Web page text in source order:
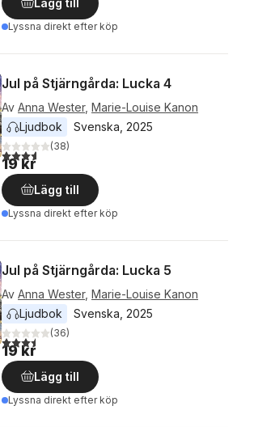
Lägg till
Lyssna direkt efter köp
Jul på Stjärngårda: Lucka 4
Av Anna Wester, Marie-Louise Kanon
Ljudbok
Svenska 2025
3,6utav 5 stjärnor. Totalt antal röster:
(38)
19 kr
Lägg till
Lyssna direkt efter köp
Jul på Stjärngårda: Lucka 5
Av Anna Wester, Marie-Louise Kanon
Ljudbok
Svenska 2025
3,5utav 5 stjärnor. Totalt antal röster:
(36)
19 kr
Lägg till
Lyssna direkt efter köp